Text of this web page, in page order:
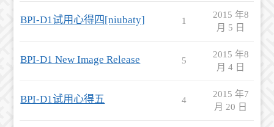
BPI-D1试用心得四[niubaty] 1
2015 年8
月 5 日
BPI-D1 New Image Release 5
2015 年8
月 4 日
BPI-D1试用心得五 4
2015 年7
月 20 日